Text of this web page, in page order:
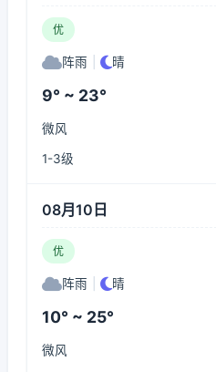
优
阵雨 晴
9° ~ 23°
微风
1-3级
08月10日
优
阵雨 晴
10° ~ 25°
微风